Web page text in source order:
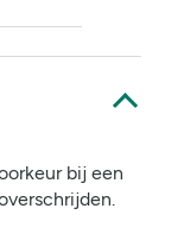
bij een